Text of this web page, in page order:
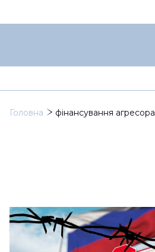
Головна фінансування агресора